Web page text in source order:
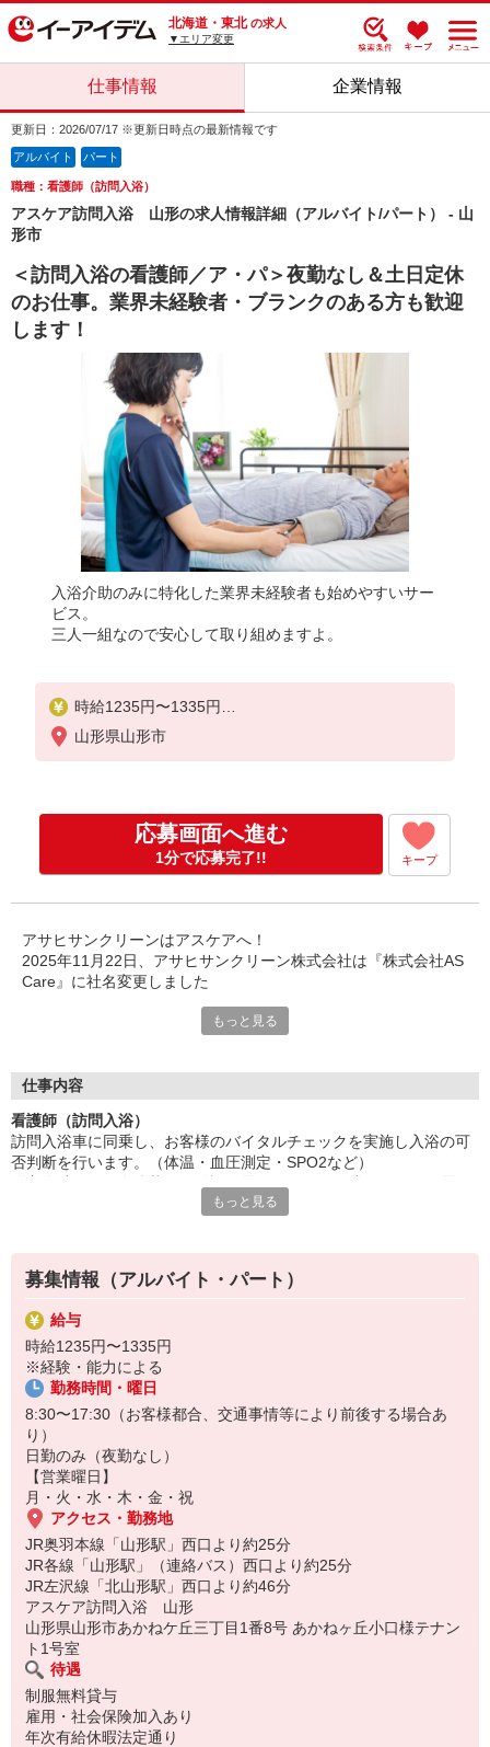
北海道・東北 の求人
▼エリア変更
仕事情報 企業情報
更新日：2026/07/17 ※更新日時点の最新情報です
アルバイト パート
職種：看護師（訪問入浴）
アスケア訪問入浴 山形の求人情報詳細（アルバイト/パート） - 山
形市
＜訪問入浴の看護師／ア・パ＞夜勤なし＆土日定休
のお仕事。業界未経験者・ブランクのある方も歓迎
します！
入浴介助のみに特化した業界未経験者も始めやすいサー
ビス。
三人一組なので安心して取り組めますよ。
時給1235円〜1335円
※経験・能力による
山形県山形市
応募画面へ進む
1分で応募完了!! キープ
アサヒサンクリーンはアスケアへ！
2025年11月22日、アサヒサンクリーン株式会社は『株式会社AS
Care』に社名変更しました
＜訪問入浴の看護師＞として、お持ちの資格を活かしませんか？
土曜・日曜がお休みで夜勤のない訪問入浴業務
未経験者やブランクのある方の後押しとなります。
介護の一歩目をここで踏み出してみませんか？
■お客様、一人一人とじっくり向き合えます
■健康管理が中心なので病院のような負担少なく働けます
もっと見る
仕事内容
看護師（訪問入浴）
訪問入浴車に同乗し、お客様のバイタルチェックを実施し入浴の可
否判断を行います。（体温・血圧測定・SPO2など）
タブレット使用）その後介護職員と協力して入浴介助サービスを提
※緊急時を除き医療行為の実施はありません。訪問入浴車の運転も
ありません。
お風呂は大変喜ばれ、心待ちにしていただいている分たくさんのお
客様から笑顔と「ありがとう」をいただけます。また、お客様と業
者としての距離感は守りつつもそこまで堅苦しくはなく、信頼関係
を構築できたうえで和気あいあいと楽しい入浴の時間を一緒に過ご
せることがこの仕事の良さの一つでもあります。
【1日の流れ（日によって変動あり）】
8:30 各事業所へ出社後、朝礼・事業所出発
9:00〜12:00 午前3件程度サービス提供（移動含む）
12:00 休憩（1時間）
13:00〜17:00 午後4件程度サービス提供
17:00 帰社、使用した備品の片づけ・補充等
17:30 退社
・メンバー、訪問先はシフトや曜日等により毎日変わります。
もっと見る
募集情報（アルバイト・パート）
給与
時給1235円〜1335円
※経験・能力による
勤務時間・曜日
8:30〜17:30（お客様都合、交通事情等により前後する場合あ
り）
日勤のみ（夜勤なし）
【営業曜日】
月・火・水・木・金・祝
アクセス・勤務地
JR奥羽本線「山形駅」西口より約25分
JR各線「山形駅」（連絡バス）西口より約25分
JR左沢線「北山形駅」西口より約46分
アスケア訪問入浴 山形
山形県山形市あかねケ丘三丁目1番8号 あかねヶ丘小口様テナン
ト1号室
待遇
制服無料貸与
雇用・社会保険加入あり
年次有給休暇法定通り